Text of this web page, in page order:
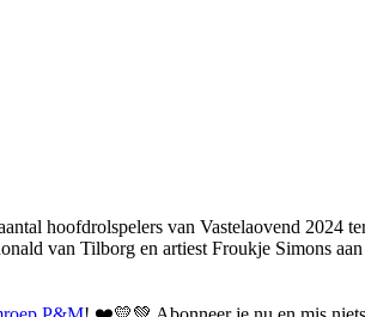
hoofdrolspelers van Vastelaovend 2024
van Tilborg en artiest Froukje Simons